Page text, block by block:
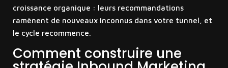
croissance organique : leurs recommandations
ramènent de nouveaux inconnus dans votre tunnel, et
le cycle recommence.
Comment construire une